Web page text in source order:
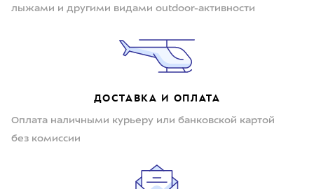
лыжами и другими видами outdoor-активности
ДОСТАВКА И ОПЛАТА
Оплата наличными курьеру или банковской картой
без комиссии